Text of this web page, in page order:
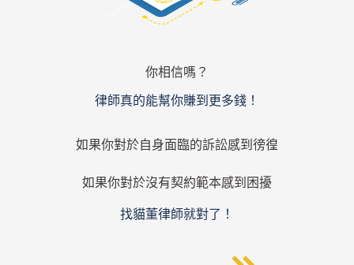
你相信嗎？
律師真的能幫你賺到更多錢！
如果你對於自身面臨的訴訟感到徬徨
如果你對於沒有契約範本感到困擾
找貓董律師就對了！